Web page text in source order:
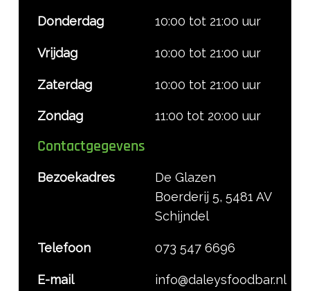
Donderdag 10:00 tot 21:00 uur
Vrijdag 10:00 tot 21:00 uur
Zaterdag 10:00 tot 21:00 uur
Zondag 11:00 tot 20:00 uur
Contactgegevens
Bezoekadres
De Glazen
Boerderij 5, 5481 AV
Schijndel
Telefoon 073 547 6696
E-mail info@daleysfoodbar.nl